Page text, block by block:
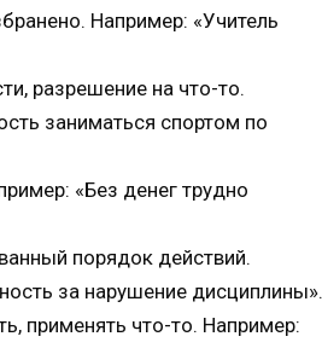
Например: «Учитель
разрешение на что-то.
заниматься спортом по
«Без денег трудно
порядок действий.
за нарушение дисциплины».
применять что-то. Например: